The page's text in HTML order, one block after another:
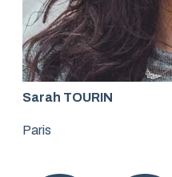
Sarah TOURIN
Paris